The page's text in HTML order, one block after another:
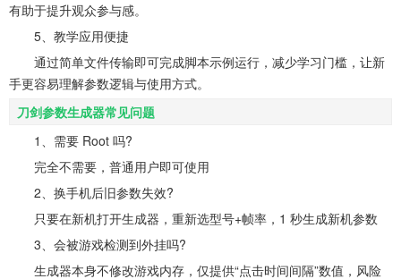
有助于提升观众参与感。
5、教学应用便捷
通过简单文件传输即可完成脚本示例运行，减少学习门槛，让新
手更容易理解参数逻辑与使用方式。
刀剑参数生成器常见问题
1、需要 Root 吗?
完全不需要，普通用户即可使用
2、换手机后旧参数失效?
只要在新机打开生成器，重新选型号+帧率，1 秒生成新机参数
3、会被游戏检测到外挂吗?
生成器本身不修改游戏内存，仅提供“点击时间间隔”数值，风险